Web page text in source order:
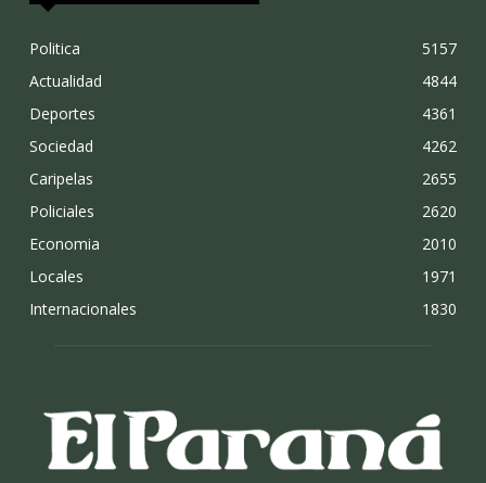
Politica
5157
Actualidad
4844
Deportes
4361
Sociedad
4262
Caripelas
2655
Policiales
2620
Economia
2010
Locales
1971
Internacionales
1830